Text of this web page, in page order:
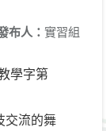
布人： 實習組
學字第
交流的舞